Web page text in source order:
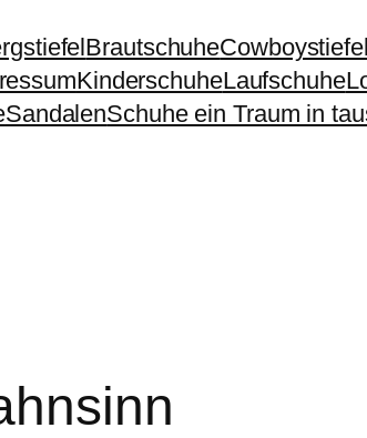
BrautschuheCowboystiefel
KinderschuheLaufschuhe
SandalenSchuhe ein Traum in